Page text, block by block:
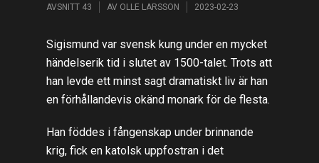
AVSNITT 43 AV OLLE LARSSON 2023-02-23
Sigismund var svensk kung under en mycket
händelserik tid i slutet av 1500-talet. Trots att
han levde ett minst sagt dramatiskt liv är han
en förhållandevis okänd monark för de flesta.
Han föddes i fångenskap under brinnande
krig, fick en katolsk uppfostran i det